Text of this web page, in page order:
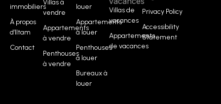
immobiliers
À propos
d’Iltam
Contact
Villas à
vendre
Appartements
à vendre
Penthouses
à vendre
louer
Appartements
à louer
Penthouses
à louer
Bureaux à
louer
Villas de
vacances
Appartements
de vacances
Privacy Policy
Accessibility
Statement